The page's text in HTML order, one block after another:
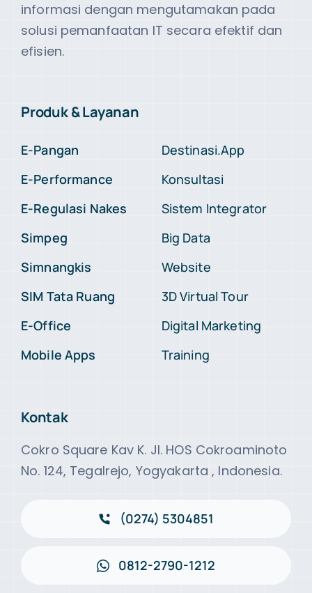
informasi dengan mengutamakan pada
solusi pemanfaatan IT secara efektif dan
efisien.
Produk & Layanan
E-Pangan
E-Performance
E-Regulasi Nakes
Simpeg
Simnangkis
SIM Tata Ruang
E-Office
Mobile Apps
Destinasi.App
Konsultasi
Sistem Integrator
Big Data
Website
3D Virtual Tour
Digital Marketing
Training
Kontak
Cokro Square Kav K. Jl. HOS Cokroaminoto
No. 124, Tegalrejo, Yogyakarta , Indonesia.
(0274) 5304851
0812-2790-1212